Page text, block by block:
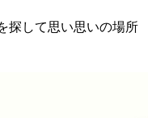
探して思い思いの場所